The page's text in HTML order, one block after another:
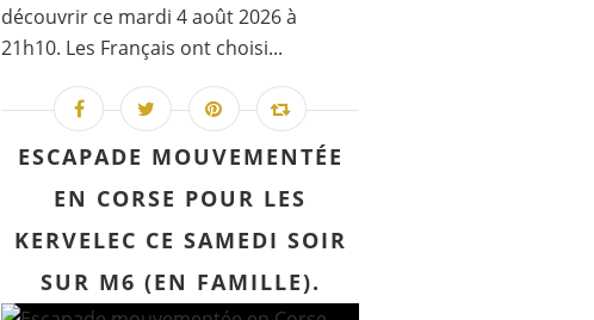
découvrir ce mardi 4 août 2026 à
21h10. Les Français ont choisi...
ESCAPADE MOUVEMENTÉE
EN CORSE POUR LES
KERVELEC CE SAMEDI SOIR
SUR M6 (EN FAMILLE).